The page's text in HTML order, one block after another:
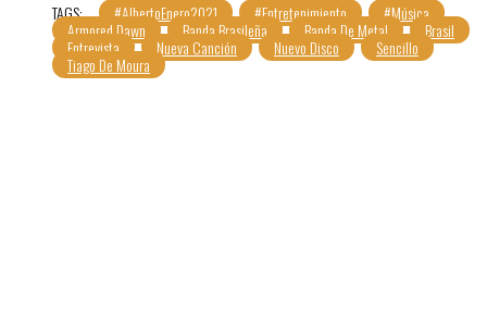
TAGS: #AlbertoEnero2021 #Entretenimiento #Música
Armored Dawn Banda Brasileña Banda De Metal Brasil
Entrevista Nueva Canción Nuevo Disco Sencillo
Tiago De Moura